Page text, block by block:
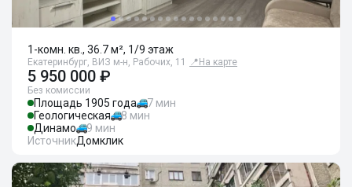
1-комн. кв., 36.7 м², 1/9 этаж
Екатеринбург, ВИЗ м-н, Рабочих, 11 📍 На карте
5 950 000 ₽
Без комиссии
Площадь 1905 года
7 мин
Геологическая
8 мин
Динамо
9 мин
ИсточникДомклик